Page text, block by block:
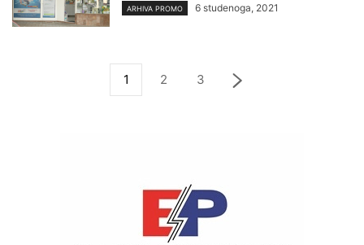
ARHIVA PROMO 6 studenoga, 2021
1 2 3